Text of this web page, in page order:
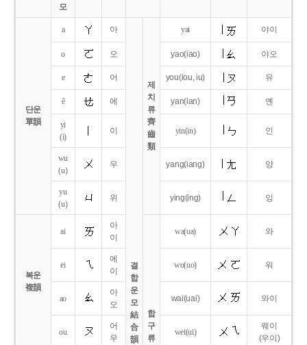
모
단운
單韻
a 아
결
합
운
모
結
合
韻
제
치
류
齊
齒
類
yai 야이
o 오 yao(iao) 야오
e 어 you(iou,iu) 유
ê 에 yan(ian) 옌
yi
(i)
이 yin(in) 인
wu
(u)
우 yang(iang) 양
yu
(u)
위 ying(ing) 잉
복운
複韻
ai
아
이
합
구
류
wa(ua) 와
ei
에
이
wo(uo) 워
ao
아
오
wai(uai) 와이
ou
어
우
wei(ui)
웨이
(우이)